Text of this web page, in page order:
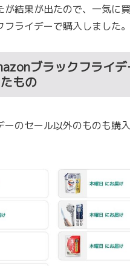
が結果が出たので、一気に
ライデーで購入しました。
ブラックフライデ
もの
のセール以外のものも購入